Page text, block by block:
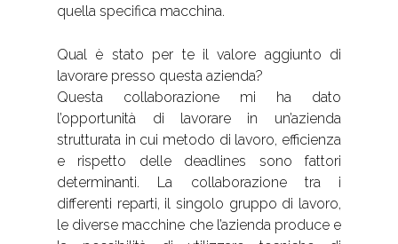
quella specifica macchina.
Qual è stato per te il valore aggiunto di
lavorare presso questa azienda?
Questa collaborazione mi ha dato
l’opportunità di lavorare in un’azienda
strutturata in cui metodo di lavoro, efficienza
e rispetto delle deadlines sono fattori
determinanti. La collaborazione tra i
differenti reparti, il singolo gruppo di lavoro,
le diverse macchine che l’azienda produce e